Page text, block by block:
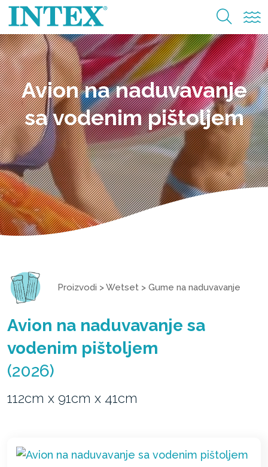
Avion na naduvavanje
sa vodenim pištoljem
Proizvodi >Wetset > Gume na naduvavanje
Avion na naduvavanje sa
vodenim pištoljem
(2026)
112cm x 91cm x 41cm